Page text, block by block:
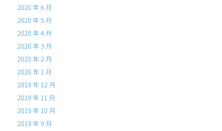
2020 年 6 月
2020 年 5 月
2020 年 4 月
2020 年 3 月
2020 年 2 月
2020 年 1 月
2019 年 12 月
2019 年 11 月
2019 年 10 月
2019 年 9 月